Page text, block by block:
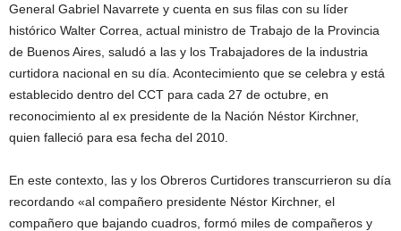
General Gabriel Navarrete y cuenta en sus filas con su líder
histórico Walter Correa, actual ministro de Trabajo de la Provincia
de Buenos Aires, saludó a las y los Trabajadores de la industria
curtidora nacional en su día. Acontecimiento que se celebra y está
establecido dentro del CCT para cada 27 de octubre, en
reconocimiento al ex presidente de la Nación Néstor Kirchner,
quien falleció para esa fecha del 2010.
En este contexto, las y los Obreros Curtidores transcurrieron su día
recordando «al compañero presidente Néstor Kirchner, el
compañero que bajando cuadros, formó miles de compañeros y